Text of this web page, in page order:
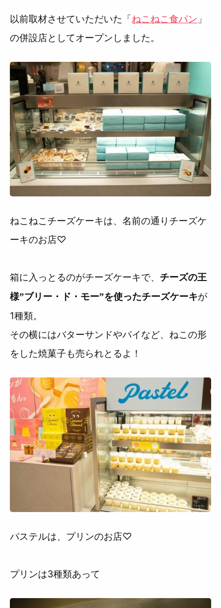
以前取材させていただいた「ねこねこ食パン 」
の併設店としてオープンしました。
ねこねこチーズケーキは、名前の通りチーズケ
ーキのお店♡
箱に入っとるのがチーズケーキで、
チーズの王
様”ブリー・ド・モー”を使ったチーズケーキが
1種類。
その横にはバターサンドやパイなど、ねこの形
をした焼菓子も売られとるよ！
パステルは、プリンのお店♡
プリンは3種類あって